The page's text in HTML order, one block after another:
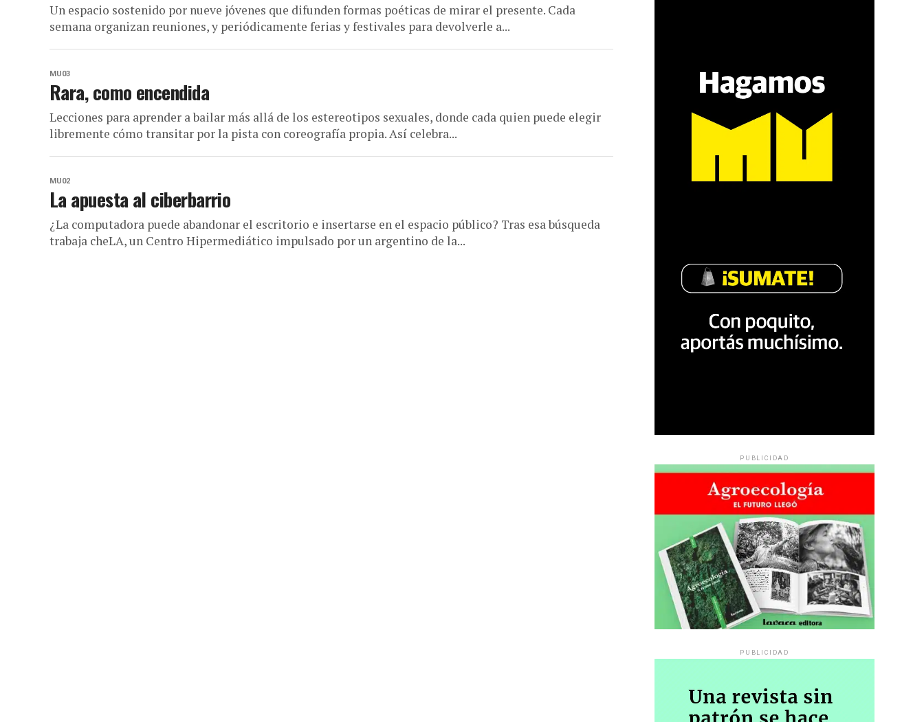
Un espacio sostenido por nueve jóvenes que difunden formas poéticas de mirar el presente. Cada
semana organizan reuniones, y periódicamente ferias y festivales para devolverle a...
MU03
Rara, como encendida
Lecciones para aprender a bailar más allá de los estereotipos sexuales, donde cada quien puede elegir
libremente cómo transitar por la pista con coreografía propia. Así celebra...
MU02
La apuesta al ciberbarrio
¿La computadora puede abandonar el escritorio e insertarse en el espacio público? Tras esa búsqueda
trabaja cheLA, un Centro Hipermediático impulsado por un argentino de la...
PUBLICIDAD
PUBLICIDAD